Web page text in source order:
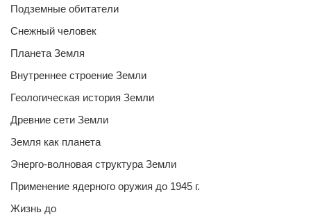
Подземные обитатели
Снежный человек
Планета Земля
Внутреннее строение Земли
Геологическая история Земли
Древние сети Земли
Земля как планета
Энерго-волновая структура Земли
Применение ядерного оружия до 1945 г.
Жизнь до